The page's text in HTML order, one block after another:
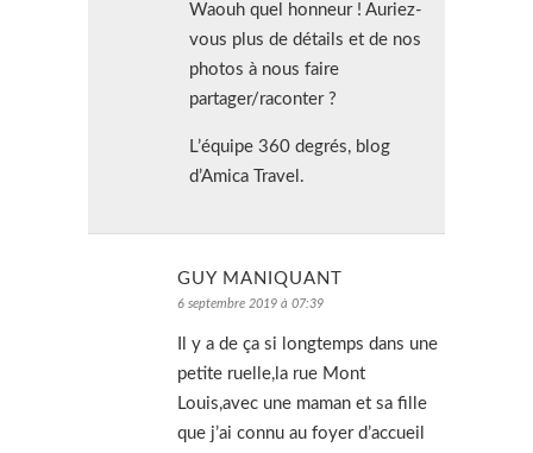
Waouh quel honneur ! Auriez-
vous plus de détails et de nos
photos à nous faire
partager/raconter ?
L’équipe 360 degrés, blog
d’Amica Travel.
GUY MANIQUANT
6 septembre 2019 à 07:39
Il y a de ça si longtemps dans une
petite ruelle,la rue Mont
Louis,avec une maman et sa fille
que j’ai connu au foyer d’accueil